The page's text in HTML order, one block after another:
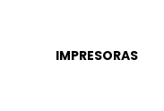
IMPRESORAS